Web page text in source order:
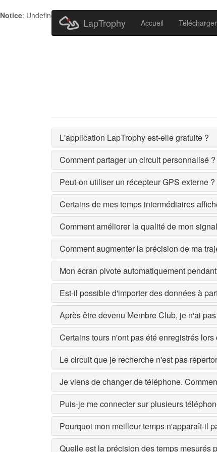
Notice: Undefined index: HTTP_ACCEPT_LANGUAGE in
LapTrophy Accueil Télécharger
L'application LapTrophy est-elle gratuite ?
Comment partager un circuit personnalisé ?
Peut-on utiliser un récepteur GPS externe
Certains de mes temps intermédiaires
Comment améliorer la qualité de mon
Comment augmenter la précision de ma
Mon écran pivote automatiquement
Est-il possible d'importer des données à
Après être devenu Membre Club, je n'ai
Certains tours n'ont pas été enregistrés
Le circuit que je recherche n'est pas
Je viens de changer de téléphone.
Puis-je me connecter sur plusieurs
Pourquoi mon meilleur temps n'apparaît-il
Quelle est la précision des temps mesurés